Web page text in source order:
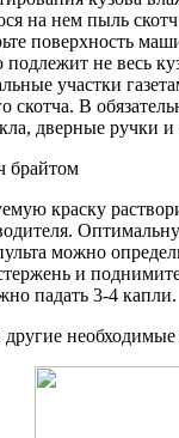
на нем пыль
поверхность
не весь
участки
В
дверные ручки и
брайтом
краску
можно
и
падать 3-4 капли.
другие необходимые